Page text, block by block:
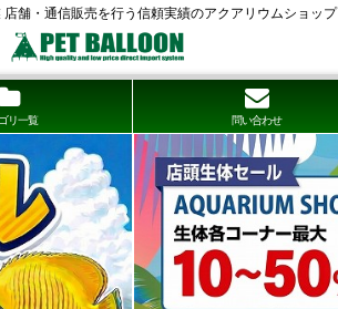
舗・通信販売を行う信頼実績のアクアリウムショップ
リ一覧 問い合わせ